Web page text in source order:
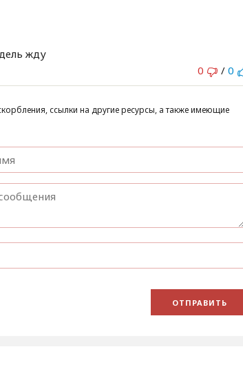
жду
0
/ 0
ссылки на другие ресурсы, а также имеющие